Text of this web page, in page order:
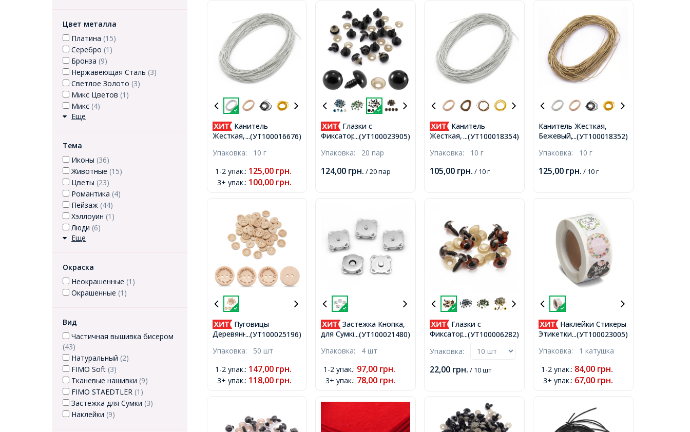
Цвет металла
Платина (15)
Серебро (1)
Бронза (9)
Нержавеющая Сталь (3)
Светлое Золото (3)
Микс Цветов (1)
Микс (4)
Еще
Тема
Иконы (36)
Животные (15)
Цветы (23)
Романтика (4)
Пейзаж (44)
Хэллоуин (1)
Люди (6)
Еще
Окраска
Неокрашенные (1)
Окрашенные (1)
Вид
Частичная вышивка бисером
(43)
Натуральный (2)
FIMO Soft (3)
Тканевые нашивки (9)
FIMO STAEDTLER (1)
Застежка для Сумки (3)
Наклейки (9)
...(УТ100016676)
Канитель
Жесткая, Цвет: Серебро,
не менее 8 см, около
Упаковка: 10 г
1-2 упак.: 125,00 грн.
3+ упак.: 100,00 грн.
...(УТ100023905)
Глазки с
Фиксатором и Штифтом
Черные, 16мм,
Упаковка: 20 пар
124,00 грн. / 20 пар
...(УТ100018354)
Канитель
Жесткая, Цвет: Серебро,
отрезки не менее 8 см,
Упаковка: 10 г
105,00 грн. / 10 г
...(УТ100018352)
Канитель Жесткая,
Бежевый, 1мм, отрезки
250см/10г,
Упаковка: 10 г
125,00 грн. / 10 г
...(УТ100025196)
Пуговицы
Деревянные, 2-
словами Ручная работа,
Бежевый, Размер:
20x4мм, Отверстие:
Упаковка: 50 шт
1-2 упак.: 147,00 грн.
3+ упак.: 118,00 грн.
...(УТ100021480)
Застежка Кнопка,
для Сумки/Кошелька,
19x19x7мм, Отверстие
Упаковка: 4 шт
1-2 упак.: 97,00 грн.
3+ упак.: 78,00 грн.
...(УТ100006282)
Глазки с
Фиксатором и
Круглые, Коричневые,
Упаковка:
22,00 грн. / 10 шт
...(УТ100023005)
Наклейки Стикеры
Этикетки Подарочные
Разноцветный, 25мм,
Упаковка: 1 катушка
1-2 упак.: 84,00 грн.
3+ упак.: 67,00 грн.